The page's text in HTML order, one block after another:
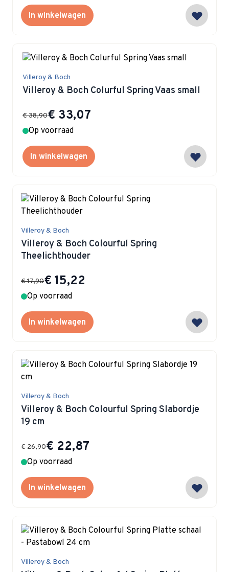
In winkelwagen
Villeroy & Boch
Villeroy & Boch Colurful Spring Vaas small
Special Price
€ 33,07
€ 38,90
Op voorraad
In winkelwagen
Villeroy & Boch
Villeroy & Boch Colourful Spring
Theelichthouder
Special Price
€ 15,22
€ 17,90
Op voorraad
In winkelwagen
Villeroy & Boch
Villeroy & Boch Colourful Spring Slabordje
19 cm
Special Price
€ 22,87
€ 26,90
Op voorraad
In winkelwagen
Villeroy & Boch